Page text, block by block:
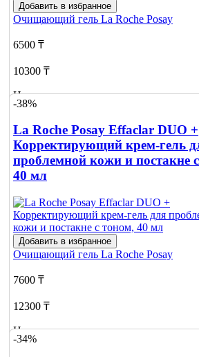
Добавить в избранное
Очищающий гель La Roche Posay
6500 ₸
10300 ₸
Нет в наличии
о наличии
1
-38%
La Roche Posay Effaclar DUO +
Корректирующий крем-гель
проблемной кожи и постакне
40 мл
Добавить в избранное
Очищающий гель La Roche Posay
7600 ₸
12300 ₸
Нет в наличии
-34%